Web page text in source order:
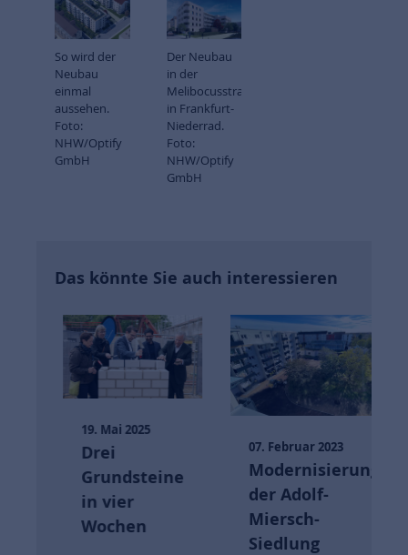
So wird der
Neubau
einmal
aussehen.
Foto:
NHW/Optify
GmbH
Der Neubau
in der
Melibocusstraße
in Frankfurt-
Niederrad.
Foto:
NHW/Optify
GmbH
Das könnte Sie auch interessieren
19. Mai 2025
Drei
Grundsteine
in vier
Wochen
07. Februar 2023
Modernisierung
der Adolf-
Miersch-
Siedlung